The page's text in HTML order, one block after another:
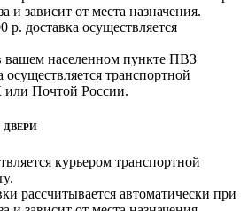
и зависит от места назначения.
р. доставка осуществляется
вашем населенном пункте ПВЗ
осуществляется транспортной
Почтой России.
ДВЕРИ
курьером транспортной
рассчитывается автоматически при